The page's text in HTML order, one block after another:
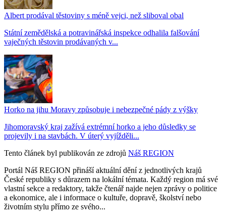
Albert prodával těstoviny s méně vejci, než sliboval obal
Státní zemědělská a potravinářská inspekce odhalila falšování
vaječných těstovin prodávaných v...
Horko na jihu Moravy způsobuje i nebezpečné pády z výšky
Jihomoravský kraj zažívá extrémní horko a jeho důsledky se
projevily i na stavbách. V úterý vyjížděli...
Tento článek byl publikován ze zdrojů Náš REGION
Portál Náš REGION přináší aktuální dění z jednotlivých krajů
České republiky s důrazem na lokální témata. Každý region má své
vlastní sekce a redaktory, takže čtenář najde nejen zprávy o politice
a ekonomice, ale i informace o kultuře, dopravě, školství nebo
životním stylu přímo ze svého...